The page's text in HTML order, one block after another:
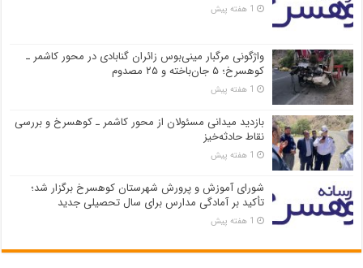
1 هفته پیش
واژگونی مرگبار مینی‌بوس زائران گنابادی در محور کاشمر ـ
کوهسرخ؛ ۵ جان‌باخته و ۲۵ مصدوم
1 هفته پیش
بازدید میدانی مسئولان از محور کاشمر ـ کوهسرخ و بررسی
نقاط حادثه‌خیز
1 هفته پیش
شورای آموزش و پرورش شهرستان کوهسرخ برگزار شد؛
تأکید بر آمادگی مدارس برای سال تحصیلی جدید
1 هفته پیش